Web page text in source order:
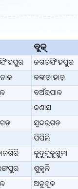
ବ୍ଲକ୍
ଜଗତସିଂହପୁର
କଙ୍କଡ଼ାହାଡ଼
ବଅଁରପାଳ
କଣାସ
ସୁନ୍ଦରଗଡ଼
ପିପିଲି
କୁଦୁମୁଳୁଗୁମା
ଶୁକୃଳି
ଅନୁଗୁଳ